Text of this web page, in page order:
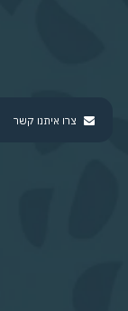
צרו איתנו קשר